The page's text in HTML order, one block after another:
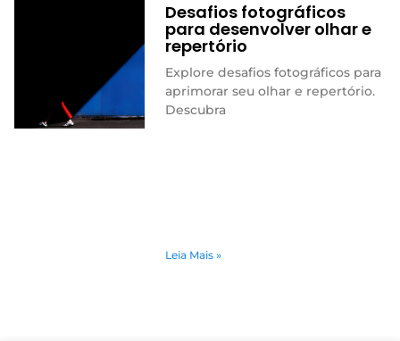
Desafios fotográficos
para desenvolver olhar e
repertório
Explore desafios fotográficos para
aprimorar seu olhar e repertório.
Descubra
Leia Mais »